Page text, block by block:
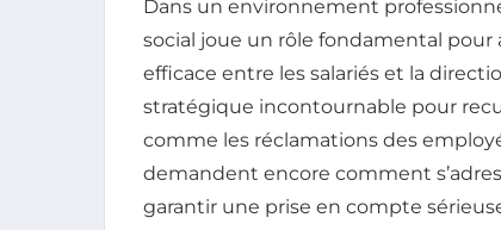
Dans un environnement
social joue un rôle fondamental
efficace entre les salariés et la
stratégique incontournable pour
comme les réclamations des
demandent encore comment
garantir une prise en compte